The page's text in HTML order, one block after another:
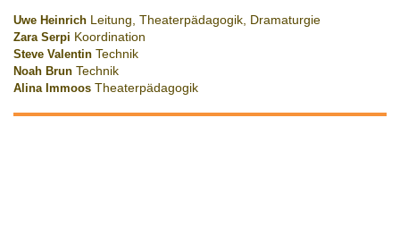
Uwe Heinrich Leitung, Theaterpädagogik, Dramaturgie
Zara Serpi Koordination
Steve Valentin Technik
Noah Brun Technik
Alina Immoos Theaterpädagogik